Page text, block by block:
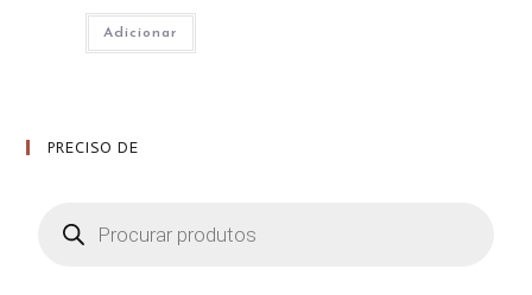
Adicionar
PRECISO DE
search